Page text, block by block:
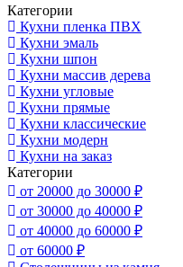
Категории
Кухни пленка ПВХ
Кухни эмаль
Кухни шпон
Кухни массив дерева
Кухни угловые
Кухни прямые
Кухни классические
Кухни модерн
Кухни на заказ
Категории
от 20000 до 30000 ₽
от 30000 до 40000 ₽
от 40000 до 60000 ₽
от 60000 ₽